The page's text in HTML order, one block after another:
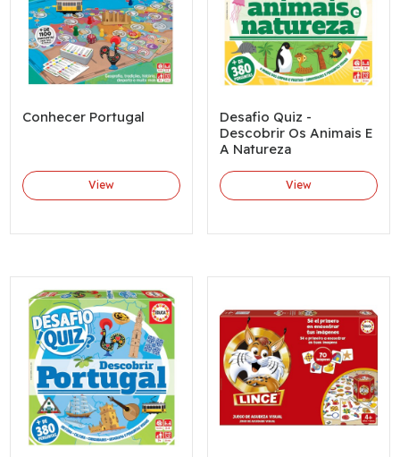
Conhecer Portugal
View
Desafio Quiz -
Descobrir Os Animais E
A Natureza
View